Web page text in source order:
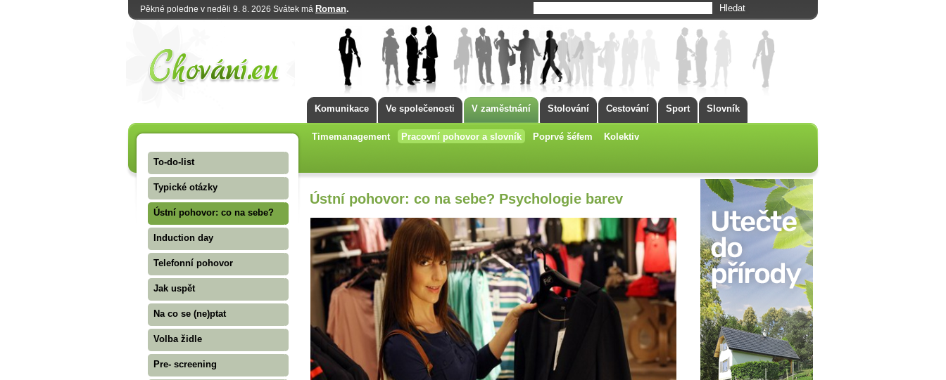
Pěkné poledne v neděli 9. 8. 2026 Svátek má Roman.
Komunikace Ve společenosti V zaměstnání Stolování Cestování Sport Slovník
Timemanagement Pracovní pohovor a slovník Poprvé šéfem Kolektiv
To-do-list
Typické otázky
Ústní pohovor: co na sebe?
Induction day
Telefonní pohovor
Jak uspět
Na co se (ne)ptat
Volba židle
Pre- screening
Ústní pohovor: co na sebe? Psychologie barev